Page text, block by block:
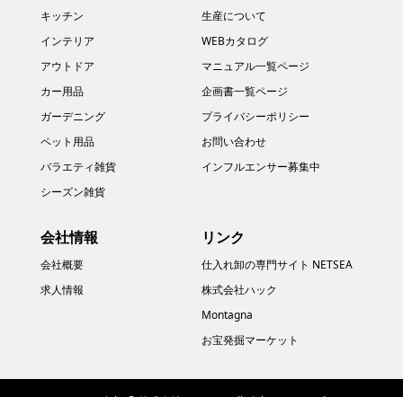
キッチン
インテリア
アウトドア
カー用品
ガーデニング
ペット用品
バラエティ雑貨
シーズン雑貨
生産について
WEBカタログ
マニュアル一覧ページ
企画書一覧ページ
プライバシーポリシー
お問い合わせ
インフルエンサー募集中
会社情報
会社概要
求人情報
リンク
仕入れ卸の専門サイト NETSEA
株式会社ハック
Montagna
お宝発掘マーケット